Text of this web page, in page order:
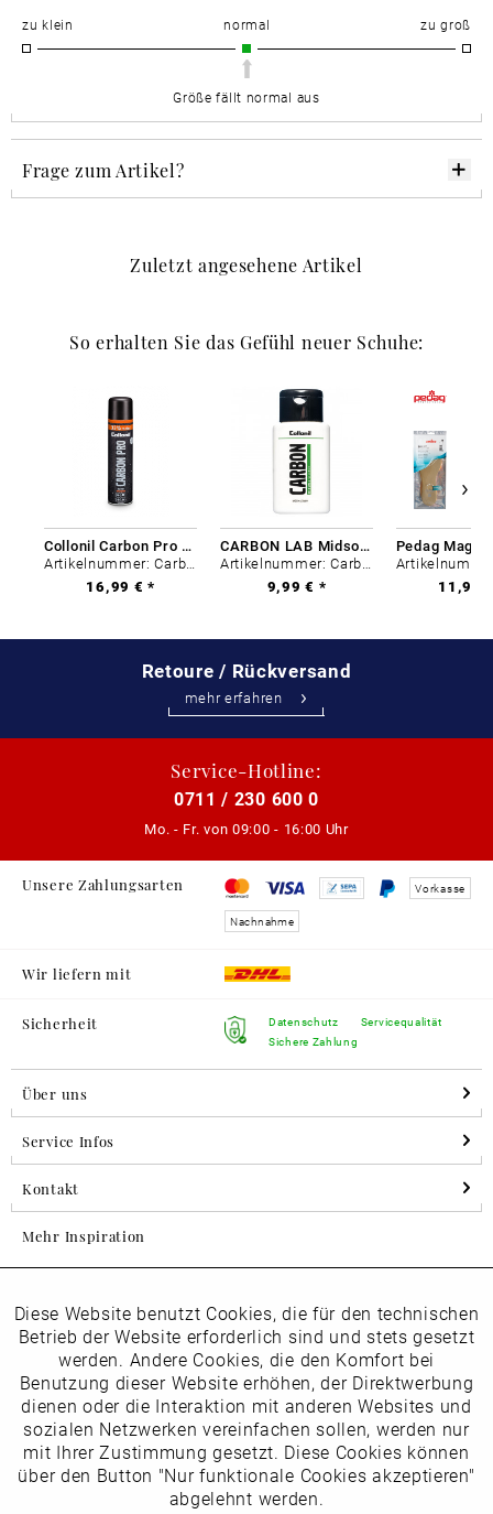
zu klein normal zu groß
Größe fällt normal aus
Frage zum Artikel?
Zuletzt angesehene Artikel
So erhalten Sie das Gefühl neuer Schuhe:
Collonil Carbon Pro 400 ml
Artikelnummer: Carbon-0
16,99 € *
CARBON LAB Midsole Cleaner
Artikelnummer: Carbon-0
9,99 € *
11,99
Retoure / Rückversand
mehr erfahren
Service-Hotline:
0711 / 230 600 0
Mo. - Fr. von 09:00 - 16:00 Uhr
Unsere Zahlungsarten Vorkasse
Nachnahme
Wir liefern mit
Sicherheit
Datenschutz
Sichere Zahlung
Servicequalität
Über uns
Service Infos
Kontakt
Mehr Inspiration
Folgen Sie uns auf Instagram
horsch_schuhe
Newsletter
Datenschutzbestimmungenhabe ich zur Kenntnis
Funktionale Aktiv
Marketing Inaktiv
Tracking Inaktiv
Diese Website benutzt Cookies, die für den technischen
Betrieb der Website erforderlich sind und stets gesetzt
werden. Andere Cookies, die den Komfort bei
Benutzung dieser Website erhöhen, der Direktwerbung
dienen oder die Interaktion mit anderen Websites und
sozialen Netzwerken vereinfachen sollen, werden nur
mit Ihrer Zustimmung gesetzt. Diese Cookies können
über den Button "Nur funktionale Cookies akzeptieren"
abgelehnt werden.